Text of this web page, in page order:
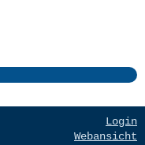
Login
Webansicht